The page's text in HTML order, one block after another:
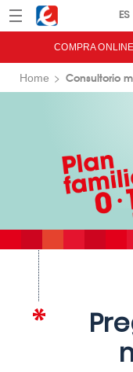
Menú Eroski
COMPRA ONLINE
Home Consultorio